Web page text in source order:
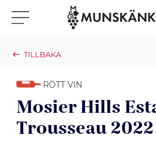
Klicka för meny
TILLBAKA
RÖTT VIN
Mosier Hills
Trousseau 2022